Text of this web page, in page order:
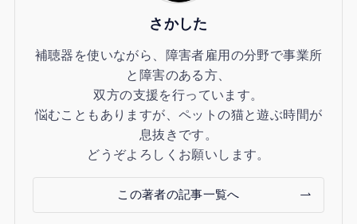
さかした
補聴器を使いながら、障害者雇用の分野で事業所
と障害のある方、
双方の支援を行っています。
悩むこともありますが、ペットの猫と遊ぶ時間が
息抜きです。
どうぞよろしくお願いします。
この著者の記事一覧へ